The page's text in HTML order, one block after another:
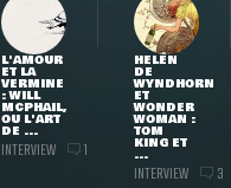
L'AMOUR
ET LA
VERMINE
: WILL
MCPHAIL,
OU L'ART
DE ...
INTERVIEW 1
HELEN
DE
WYNDHORN
ET
WONDER
WOMAN :
TOM
KING ET
...
INTERVIEW 3